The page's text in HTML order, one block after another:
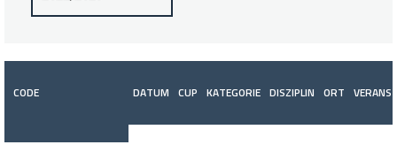
CODE DATUM CUP KATEGORIE DISZIPLIN ORT